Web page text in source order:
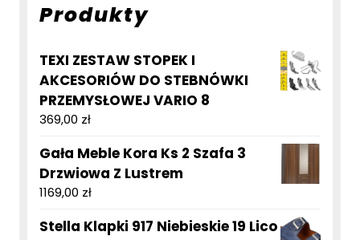
Produkty
TEXI ZESTAW STOPEK I
AKCESORIÓW DO STEBNÓWKI
PRZEMYSŁOWEJ VARIO 8
369,00 zł
Gała Meble Kora Ks 2 Szafa 3
Drzwiowa Z Lustrem
1169,00 zł
Stella Klapki 917 Niebieskie 19 Lico